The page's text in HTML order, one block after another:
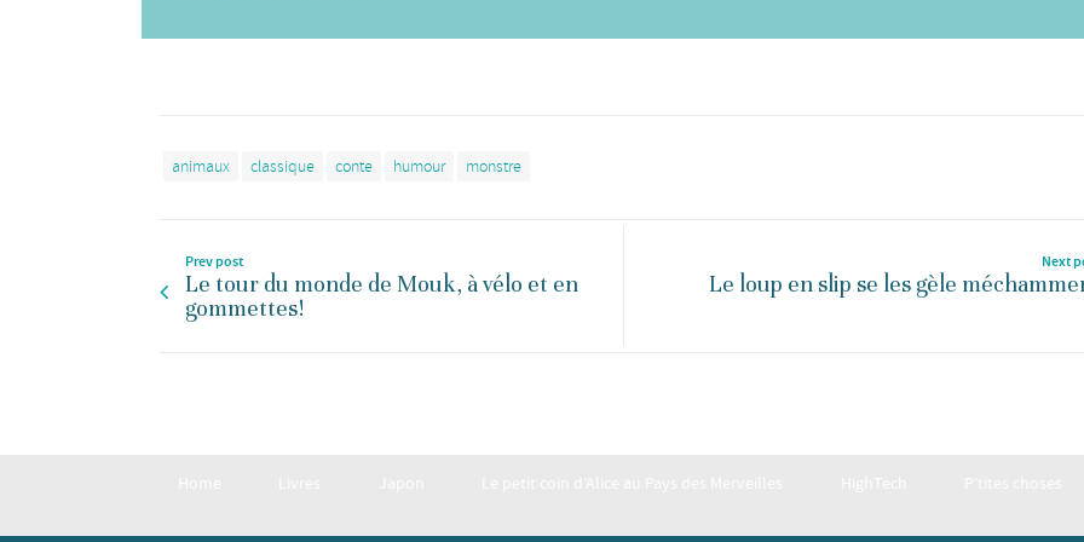
animaux classique conte humour monstre
Prev post
Le tour du monde de Mouk, à vélo et en
gommettes!
Next
Le loup en slip se les gèle